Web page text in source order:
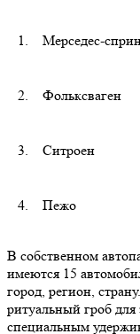
1. Мерседес-
2. Фольксваген
3. Ситроен
4. Пежо
В собственном
имеются 15
город, регион,
ритуальный гроб для
специальным